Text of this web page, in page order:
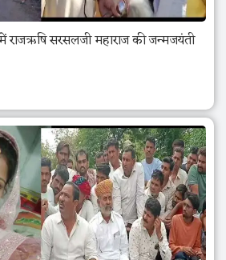
सरसलजी महाराज की जन्मजयंती